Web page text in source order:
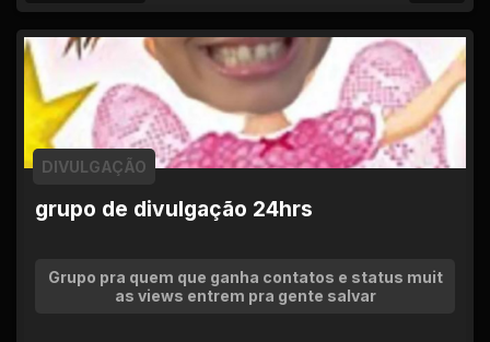
grupo de divulgação 24hrs
DIVULGAÇÃO
Grupo pra quem que ganha contatos e status muit
as views entrem pra gente salvar